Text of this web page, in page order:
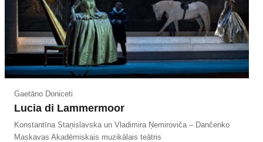
Gaetāno Doniceti
Lucia di Lammermoor
Konstantīna Staņislavska un Vladimira Ņemiroviča – Dančenko
Maskavas Akadēmiskais muzikālais teātris